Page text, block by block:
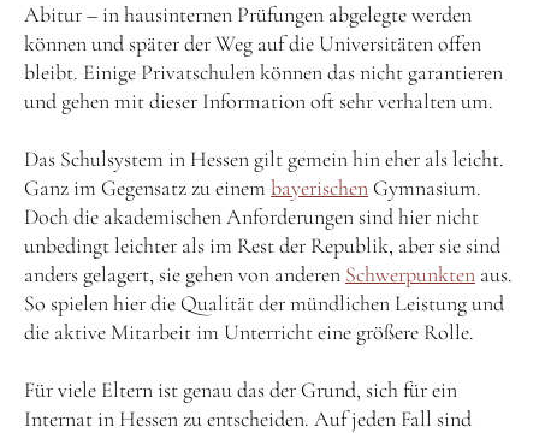
Abitur – in hausinternen Prüfungen abgelegte werden
können und später der Weg auf die Universitäten offen
bleibt. Einige Privatschulen können das nicht garantieren
und gehen mit dieser Information oft sehr verhalten um.
Das Schulsystem in Hessen gilt gemein hin eher als leicht.
Ganz im Gegensatz zu einem bayerischen Gymnasium.
Doch die akademischen Anforderungen sind hier nicht
unbedingt leichter als im Rest der Republik, aber sie sind
anders gelagert, sie gehen von anderen Schwerpunkten aus.
So spielen hier die Qualität der mündlichen Leistung und
die aktive Mitarbeit im Unterricht eine größere Rolle.
Für viele Eltern ist genau das der Grund, sich für ein
Internat in Hessen zu entscheiden. Auf jeden Fall sind